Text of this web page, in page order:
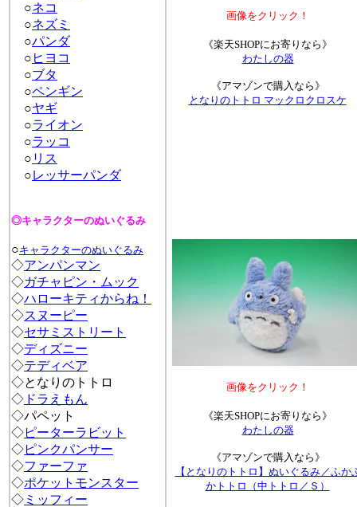
画像をクリック！
《楽天SHOPにお寄りなら》
わたしの器
《アマゾンで購入なら》
となりのトトロ マックロクロスケ
画像をクリック！
《楽天SHOPにお寄りなら》
わたしの器
《アマゾンで購入なら》
【となりのトトロ】ぬいぐるみ／ふか
かトトロ（中トトロ／Ｓ）
○ネコ
○ネズミ
○パンダ
○ ヒヨコ
○ブタ
○ペンギン
○ヤギ
○ライオン
○ラッコ
○ リス
○レッサーパンダ
◎キャラクターのぬいぐるみ
○キャラクターのぬいぐるみ
◇アンパンマン
◇ガチャピン・ムック
◇ハローキティからね！
◇スヌーピー
◇セサミストリート
◇ディズニー
◇テディベア
◇となりのトトロ
◇ ドラえもん
◇パペット
◇ピーターラビット
◇ピンクパンサー
◇ファーファ
◇ポケットモンスター
◇ ミッフィー